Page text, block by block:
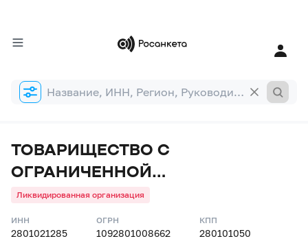
Форма
поиска
ТОВАРИЩЕСТВО С
ОГРАНИЧЕННОЙ
ОТВЕТСТВЕННОСТЬЮ
"ПРОМЭКС"
Ликвидированная организация
ИНН
2801021285
ОГРН
1092801008662
КПП
280101050